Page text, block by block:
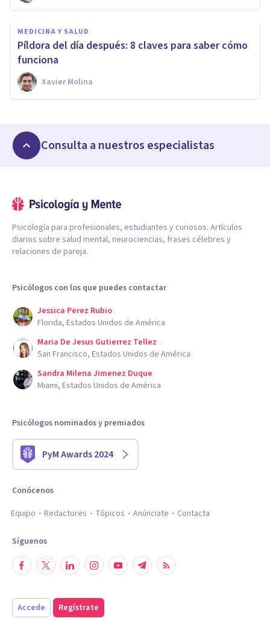
MEDICINA Y SALUD
Píldora del día después: 8 claves para saber cómo
funciona
Xavier Molina
Consulta a nuestros especialistas
Psicología para profesionales, estudiantes y curiosos. Artículos
diarios sobre salud mental, neurociencias, frases célebres y
relaciones de pareja.
Psicólogos con los que puedes contactar
Jessica Perez Rubio
Florida, Estados Unidos de América
Maria De Jesus Gutierrez Tellez
San Francisco, Estados Unidos de América
Sandra Milena Jimenez Duque
Miami, Estados Unidos de América
Psicólogos nominados y premiados
PyM Awards 2024
Conócenos
Equipo
Redactores Tópicos Anúnciate Contacta
Síguenos
Accede Regístrate